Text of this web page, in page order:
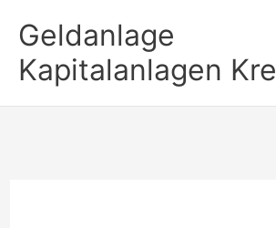
Inhalt
springen
Geldanlage
Kapitalanlagen